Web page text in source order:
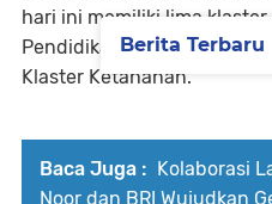
hari ini memiliki lima
Pendidikan, Klaster
Klaster Ketahanan.
Baca Juga : Kolaborasi
Noor dan BRI Wujudkan
Berita Terbaru